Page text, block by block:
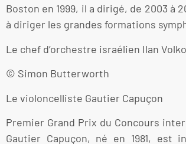
Boston en 1999, il a dirigé, de 2003
à diriger les grandes formations
Le chef d’orchestre israélien Ilan
© Simon Butterworth
Le violoncelliste Gautier Capuçon
Premier Grand Prix du Concours
Gautier Capuçon, né en 1981,